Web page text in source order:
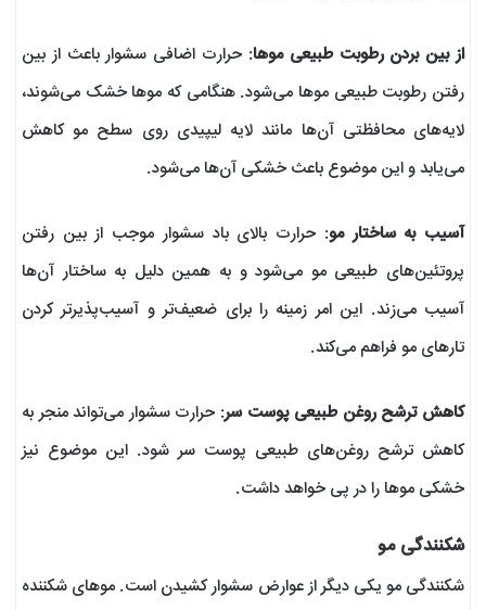
از بین بردن رطوبت طبیعی موها: حرارت اضافی سشوار باعث از بین
رفتن رطوبت طبیعی موها می‌شود. هنگامی که موها خشک می‌شوند،
لایه‌های محافظتی آن‌ها مانند لایه لیپیدی روی سطح مو کاهش
می‌یابد و این موضوع باعث خشکی آن‌ها می‌شود.
آسیب به ساختار مو: حرارت بالای باد سشوار موجب از بین رفتن
پروتئین‌های طبیعی مو می‌شود و به همین دلیل به ساختار آن‌ها
آسیب می‌زند. این امر زمینه را برای ضعیف‌تر و آسیب‌پذیرتر کردن
تارهای مو فراهم می‌کند.
کاهش ترشح روغن طبیعی پوست سر: حرارت سشوار می‌تواند منجر به
کاهش ترشح روغن‌های طبیعی پوست سر شود. این موضوع نیز
خشکی موها را در پی خواهد داشت.
شکنندگی مو
شکنندگی مو یکی دیگر از عوارض سشوار کشیدن است. موهای شکننده